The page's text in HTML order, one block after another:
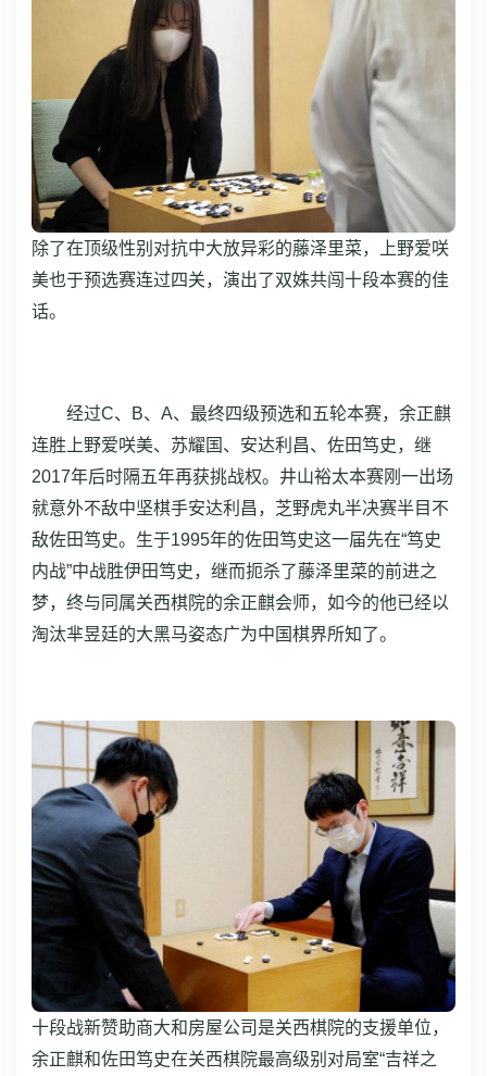
除了在顶级性别对抗中大放异彩的藤泽里菜，上野爱咲
美也于预选赛连过四关，演出了双姝共闯十段本赛的佳
话。
经过C、B、A、最终四级预选和五轮本赛，余正麒
连胜上野爱咲美、苏耀国、安达利昌、佐田笃史，继
2017年后时隔五年再获挑战权。井山裕太本赛刚一出场
就意外不敌中坚棋手安达利昌，芝野虎丸半决赛半目不
敌佐田笃史。生于1995年的佐田笃史这一届先在“笃史
内战”中战胜伊田笃史，继而扼杀了藤泽里菜的前进之
梦，终与同属关西棋院的余正麒会师，如今的他已经以
淘汰芈昱廷的大黑马姿态广为中国棋界所知了。
十段战新赞助商大和房屋公司是关西棋院的支援单位，
余正麒和佐田笃史在关西棋院最高级别对局室“吉祥之